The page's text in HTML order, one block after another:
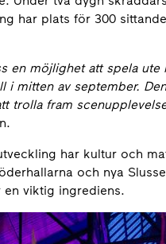
har plats för 300
en möjlighet att spela
i mitten av september.
trolla fram
har kultur och
och nya
viktig ingrediens.